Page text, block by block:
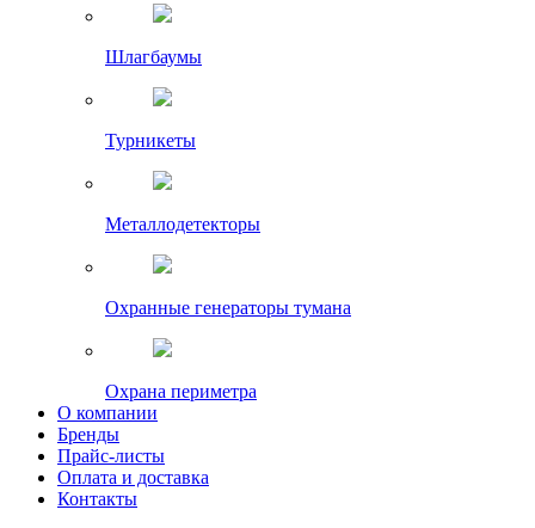
Шлагбаумы
Турникеты
Металлодетекторы
Охранные генераторы тумана
Охрана периметра
О компании
Бренды
Прайс-листы
Оплата и доставка
Контакты